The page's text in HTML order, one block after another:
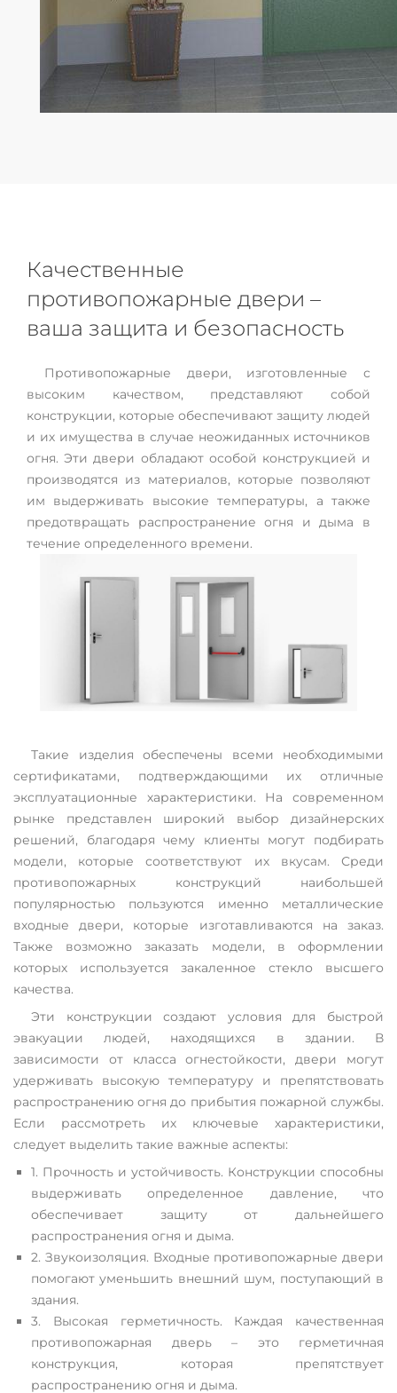
Качественные
противопожарные двери –
ваша защита и безопасность
Противопожарные двери, изготовленные с
высоким качеством, представляют собой
конструкции, которые обеспечивают защиту людей
и их имущества в случае неожиданных источников
огня. Эти двери обладают особой конструкцией и
производятся из материалов, которые позволяют
им выдерживать высокие температуры, а также
предотвращать распространение огня и дыма в
течение определенного времени.
Такие изделия обеспечены всеми необходимыми
сертификатами, подтверждающими их отличные
эксплуатационные характеристики. На современном
рынке представлен широкий выбор дизайнерских
решений, благодаря чему клиенты могут подбирать
модели, которые соответствуют их вкусам. Среди
противопожарных конструкций наибольшей
популярностью пользуются именно металлические
входные двери, которые изготавливаются на заказ.
Также возможно заказать модели, в оформлении
которых используется закаленное стекло высшего
качества.
Эти конструкции создают условия для быстрой
эвакуации людей, находящихся в здании. В
зависимости от класса огнестойкости, двери могут
удерживать высокую температуру и препятствовать
распространению огня до прибытия пожарной службы.
Если рассмотреть их ключевые характеристики,
следует выделить такие важные аспекты:
1. Прочность и устойчивость. Конструкции способны
выдерживать определенное давление, что
обеспечивает защиту от дальнейшего
распространения огня и дыма.
2. Звукоизоляция. Входные противопожарные двери
помогают уменьшить внешний шум, поступающий в
здания.
3. Высокая герметичность. Каждая качественная
противопожарная дверь – это герметичная
конструкция, которая препятствует
распространению огня и дыма.